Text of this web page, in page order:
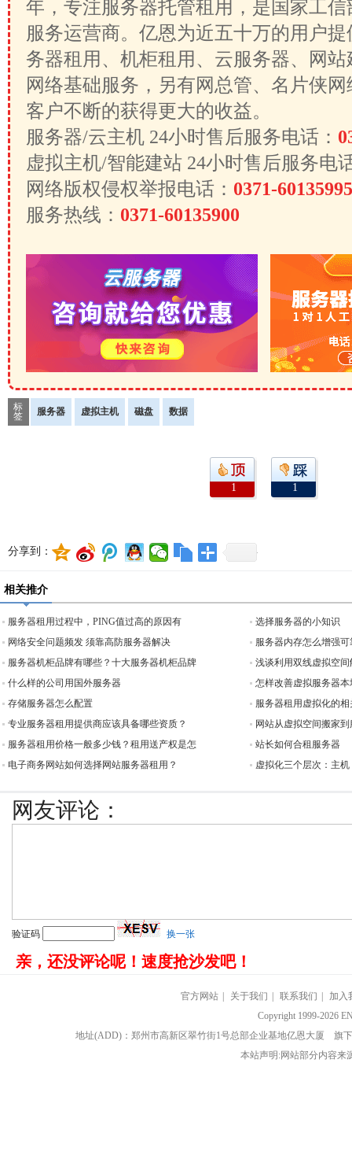
年，专注服务器托管租用，是国家工
服务运营商。亿恩为近五十万的用户
务器租用、机柜租用、云服务器、网
网络基础服务，另有网总管、名片侠
客户不断的获得更大的收益。
服务器/云主机 24小时售后服务电话：
虚拟主机/智能建站 24小时售后服务电
网络版权侵权举报电话： 0371-60135995
服务热线： 0371-60135900
标
签
服务器 虚拟主机 磁盘 数据
1 1
分享到：
相关推介
服务器租用过程中，PING值过高的原因有
网络安全问题频发 须靠高防服务器解决
服务器机柜品牌有哪些？十大服务器机柜品牌
什么样的公司用国外服务器
存储服务器怎么配置
专业服务器租用提供商应该具备哪些资质？
服务器租用价格一般多少钱？租用送产权是怎
电子商务网站如何选择网站服务器租用？
选择服务器的小知识
服务器内存怎么增强
浅谈利用双线虚拟空
怎样改善虚拟服务器
服务器租用虚拟化的
网站从虚拟空间搬家
站长如何合租服务器
虚拟化三个层次：主
网友评论：
验证码 换一张
亲，还没评论呢！速度抢沙发吧！
官方网站 关于我们 联系我们
加入
Copyright 1999-2026
地址(ADD)：郑州市高新区翠竹街1号总部企业基地亿恩大厦 旗
本站声明:网站部分内容来